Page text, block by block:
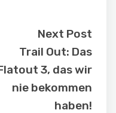
Next Post
Trail Out: Das
3, das wir
nie bekommen
haben!